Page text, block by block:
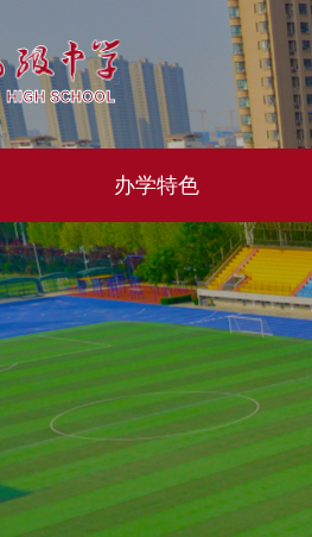
办学特色